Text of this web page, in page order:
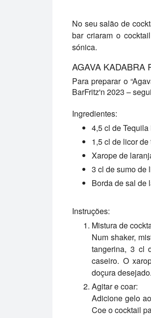
No seu salão de
bar criaram o
sónica.
AGAVA KADABRA
Para preparar o
BarFritz'n 2023 –
Ingredientes:
4,5 cl de
1,5 cl de licor
Xarope de
3 cl de sumo de
Borda de sal de
Instruções:
Mistura de
Num shaker,
tangerina, 3 cl
caseiro. O
doçura desejado.
Agitar e coar:
Adicione gelo
Coe o cocktail